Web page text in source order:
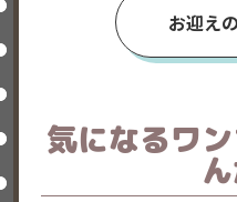
お迎え
気になるワ